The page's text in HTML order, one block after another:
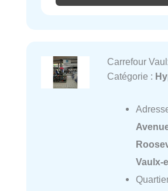
Carrefour
Catégorie :
Vaulx-